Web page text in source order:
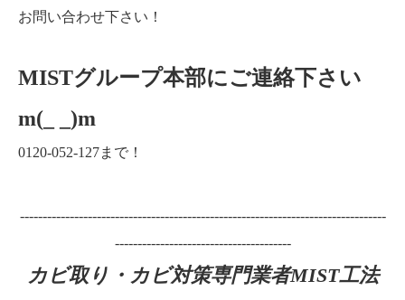
お問い合わせ下さい！
MISTグループ本部にご連絡下さい
m(_ _)m
0120-052-127まで！
---------------------------------------------------------------------------------
---------------------------------------
カビ取り・カビ対策専門業者MIST工法